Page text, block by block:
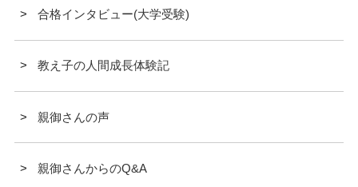
合格インタビュー(大学受験)
教え子の人間成長体験記
親御さんの声
親御さんからのQ&A